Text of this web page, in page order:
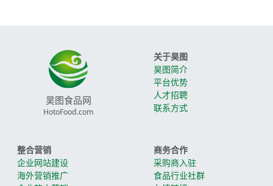
昊图食品网
HotoFood.com
关于昊图
昊图简介
平台优势
人才招聘
联系方式
整合营销
企业网站建设
海外营销推广
商务合作
采购商入驻
食品行业社群